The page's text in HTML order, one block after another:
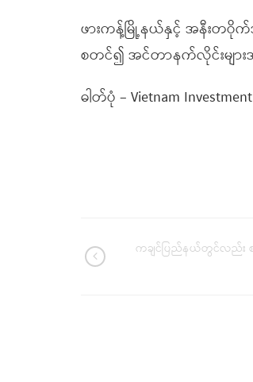
ဖားကန့်မြို့နယ်နှင့် အနီးတဝို
စတင်၍ အင်တာနက်လိုင်းများ
ဓါတ်ပုံ – Vietnam
ကချင်ပြည်နယ်တွင်လ